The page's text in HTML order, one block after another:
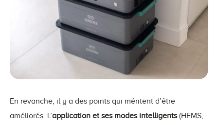
En revanche, il y a des points qui méritent d’être
améliorés. L’application et ses modes intelligents(HEMS,